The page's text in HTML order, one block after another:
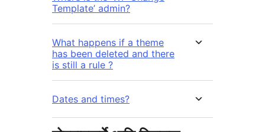
Template’ admin?
What happens if a theme
has been deleted and there
is still a rule ?
Dates and times?